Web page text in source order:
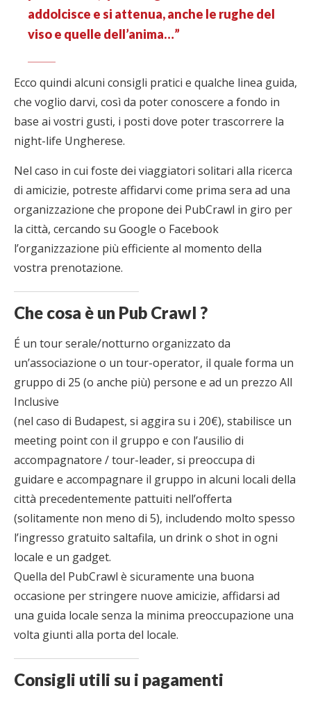
addolcisce e si attenua, anche le rughe del
viso e quelle dell’anima…”
Ecco quindi alcuni consigli pratici e qualche linea guida,
che voglio darvi, così da poter conoscere a fondo in
base ai vostri gusti, i posti dove poter trascorrere la
night-life Ungherese.
Nel caso in cui foste dei viaggiatori solitari alla ricerca
di amicizie, potreste affidarvi come prima sera ad una
organizzazione che propone dei PubCrawl in giro per
la città, cercando su Google o Facebook
l’organizzazione più efficiente al momento della
vostra prenotazione.
Che cosa è un Pub Crawl ?
É un tour serale/notturno organizzato da
un’associazione o un tour-operator, il quale forma un
gruppo di 25 (o anche più) persone e ad un prezzo All
Inclusive
(nel caso di Budapest, si aggira su i 20€), stabilisce un
meeting point con il gruppo e con l’ausilio di
accompagnatore / tour-leader, si preoccupa di
guidare e accompagnare il gruppo in alcuni locali della
città precedentemente pattuiti nell’offerta
(solitamente non meno di 5), includendo molto spesso
l’ingresso gratuito saltafila, un drink o shot in ogni
locale e un gadget.
Quella del PubCrawl è sicuramente una buona
occasione per stringere nuove amicizie, affidarsi ad
una guida locale senza la minima preoccupazione una
volta giunti alla porta del locale.
Consigli utili su i pagamenti